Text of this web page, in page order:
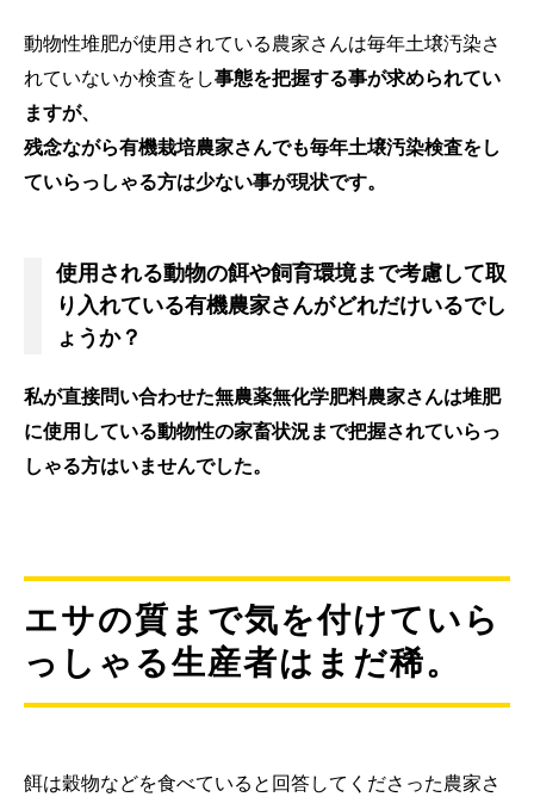
動物性堆肥が使用されている農家さんは毎年土壌汚染さ
れていないか検査をし事態を把握する事が求められてい
ますが、
残念ながら有機栽培農家さんでも毎年土壌汚染検査をし
ていらっしゃる方は少ない事が現状です。
使用される動物の餌や飼育環境まで考慮して取
り入れている有機農家さんがどれだけいるでし
ょうか？
私が直接問い合わせた無農薬無化学肥料農家さんは堆肥
に使用している動物性の家畜状況まで把握されていらっ
しゃる方はいませんでした。
エサの質まで気を付けていら
っしゃる生産者はまだ稀。
餌は穀物などを食べていると回答してくださった農家さ